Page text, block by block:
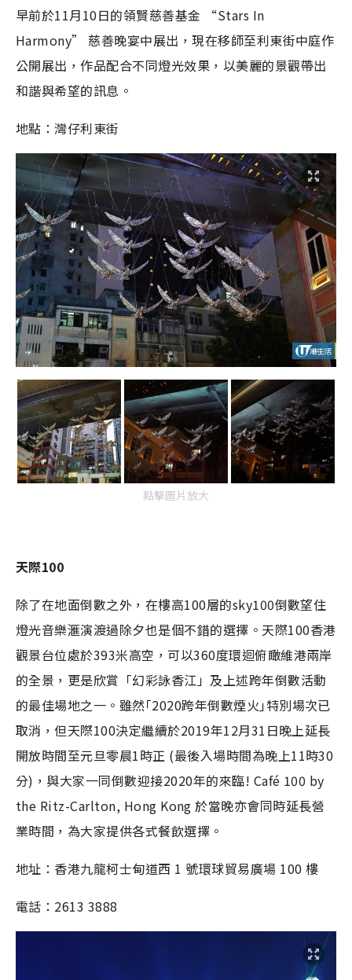
早前於11月10日的領賢慈善基金 “Stars In
Harmony” 慈善晚宴中展出，現在移師至利東街中庭作
公開展出，作品配合不同燈光效果，以美麗的景觀帶出
和諧與希望的訊息。
地點：灣仔利東街
點擊圖片放大
天際100
除了在地面倒數之外，在樓高100層的sky100倒數望住
燈光音樂滙演渡過除夕也是個不錯的選擇。天際100香港
觀景台位處於393米高空，可以360度環迴俯瞰維港兩岸
的全景，更是欣賞「幻彩詠香江」及上述跨年倒數活動
的最佳場地之一。雖然｢2020跨年倒數煙火｣特別場次已
取消，但天際100決定繼續於2019年12月31日晚上延長
開放時間至元旦零晨1時正 (最後入場時間為晚上11時30
分)，與大家一同倒數迎接2020年的來臨! Café 100 by
the Ritz-Carlton, Hong Kong 於當晚亦會同時延長營
業時間，為大家提供各式餐飲選擇。
地址：香港九龍柯士甸道西 1 號環球貿易廣場 100 樓
電話：2613 3888